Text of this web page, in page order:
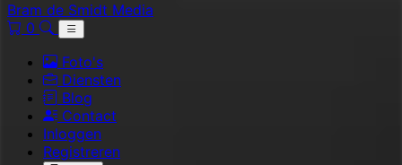
Bram de Smidt Media
0
Foto's
Diensten
Blog
Contact
Inloggen
Registreren